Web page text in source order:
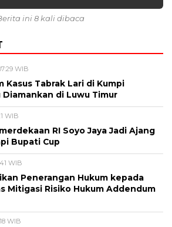
ini 8 kali dibaca
WIB
Kasus Tabrak Lari di Kumpi
Diamankan di Luwu Timur
WIB
RI Soyo Jaya Jadi Ajang
Bupati Cup
WIB
Penerangan Hukum kepada
Mitigasi Risiko Hukum Addendum
WIB